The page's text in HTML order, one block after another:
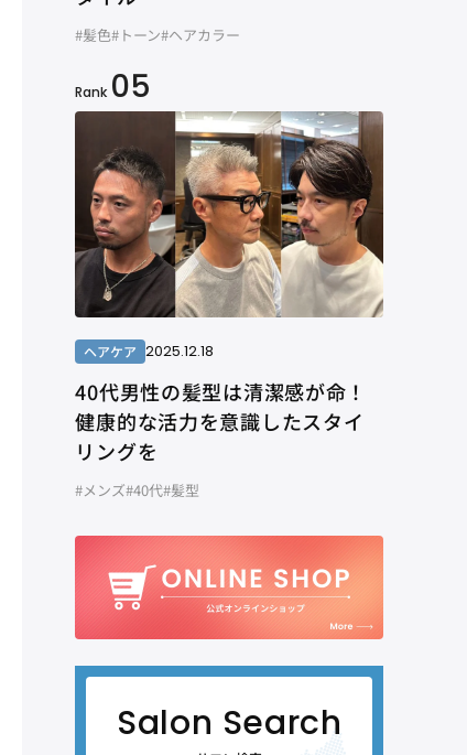
#髪色#トーン#ヘアカラー
Rank 05
ヘアケア 2025.12.18
40代男性の髪型は清潔感が命！
健康的な活力を意識したスタイ
リングを
#メンズ#40代#髪型